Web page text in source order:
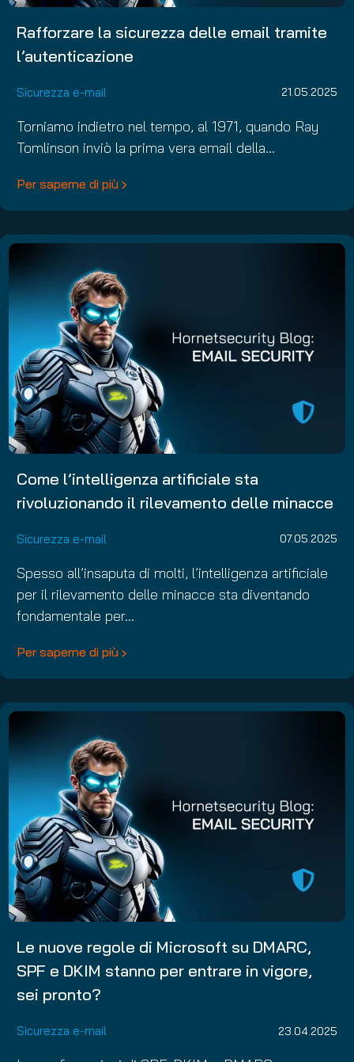
Rafforzare la sicurezza delle email tramite
l’autenticazione
Sicurezza e-mail 21.05.2025
Torniamo indietro nel tempo, al 1971, quando Ray
Tomlinson inviò la prima vera email della…
Per saperne di più
Come l’intelligenza artificiale sta
rivoluzionando il rilevamento delle minacce
Sicurezza e-mail 07.05.2025
Spesso all’insaputa di molti, l’intelligenza artificiale
per il rilevamento delle minacce sta diventando
fondamentale per…
Per saperne di più
Le nuove regole di Microsoft su DMARC,
SPF e DKIM stanno per entrare in vigore,
sei pronto?
Sicurezza e-mail 23.04.2025